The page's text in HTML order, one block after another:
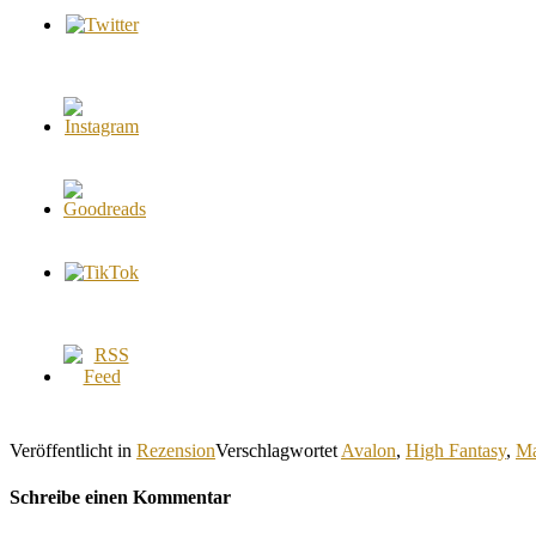
Veröffentlicht in RezensionVerschlagwortet Avalon, High Fantasy,
Schreibe einen Kommentar